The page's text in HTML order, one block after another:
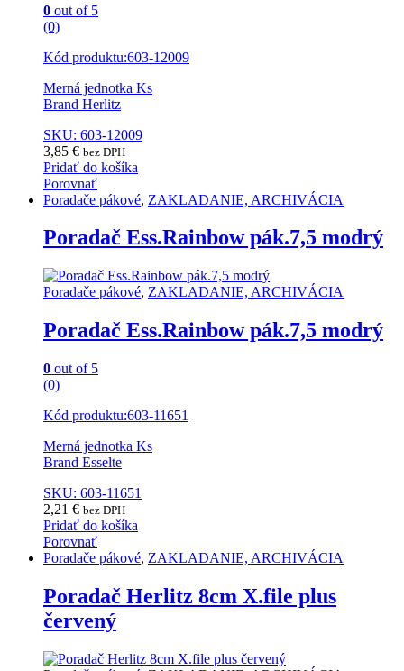
0 out of 5
(0)
Kód produktu:603-12009
Merná jednotka Ks
Brand Herlitz
SKU: 603-12009
3,85 € bez DPH
Pridať do košíka
Porovnať
Poradače pákové, ZAKLADANIE, ARCHIVÁCIA
Poradač Ess.Rainbow pák.7,5 modrý
Poradače pákové, ZAKLADANIE, ARCHIVÁCIA
Poradač Ess.Rainbow pák.7,5 modrý
0 out of 5
(0)
Kód produktu:603-11651
Merná jednotka Ks
Brand Esselte
SKU: 603-11651
2,21 € bez DPH
Pridať do košíka
Porovnať
Poradače pákové, ZAKLADANIE, ARCHIVÁCIA
Poradač Herlitz 8cm X.file plus
červený